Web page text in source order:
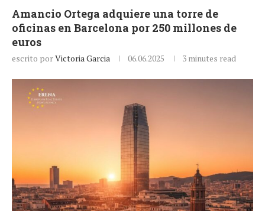
Amancio Ortega adquiere una torre de
oficinas en Barcelona por 250 millones de
euros
escrito porVictoria Garcia 06.06.2025 3 minutes read